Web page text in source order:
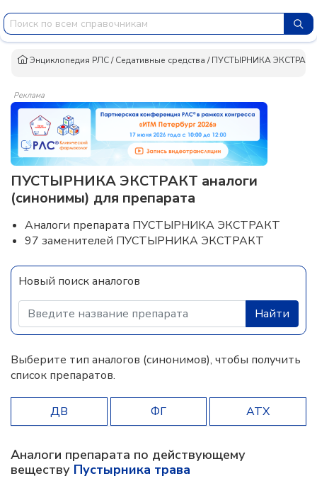
Энциклопедия РЛС/Седативные средства /ПУСТЫРНИКА ЭКСТРАКТ
Реклама
ПУСТЫРНИКА ЭКСТРАКТ аналоги
(синонимы) для препарата
Аналоги препарата ПУСТЫРНИКА ЭКСТРАКТ
97 заменителей ПУСТЫРНИКА ЭКСТРАКТ
Новый поиск аналогов
Найти
Выберите тип аналогов (синонимов), чтобы получить
список препаратов.
ДВ ФГ АТХ
Аналоги препарата по действующему
веществу Пустырника трава